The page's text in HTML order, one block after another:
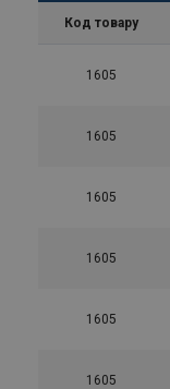
Код товару
1605
1605
1605
1605
1605
1605